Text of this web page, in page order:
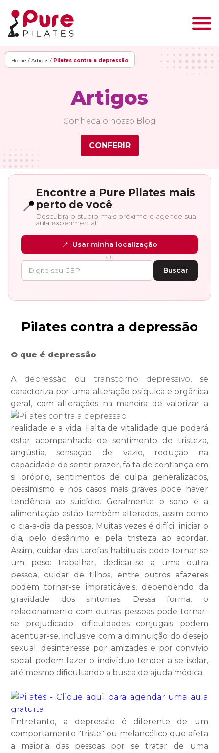
Home / Artigos / Pilates contra a depressão
Artigos
Conheça o nosso Blog
CONFERIR
📍
Encontre a Pure Pilates mais
perto de você
Descubra o studio mais próximo e agende sua
aula experimental.
📍 Usar minha localização
ou
Buscar
Pilates contra a depressão
O que é depressão
A depressão ou transtorno depressivo, se
caracteriza por uma alteração psíquica e orgânica
geral, com alterações na maneira de valorizar a
realidade e a vida. Falta de vitalidade que poderá
estar acompanhada de sentimento de tristeza,
angústia, sensação de vazio, redução na
capacidade de sentir prazer, falta de confiança em
si próprio, sentimentos de culpa generalizados,
pessimismo e nos casos mais graves pode haver
tendência ao suicídio. Geralmente o sono e a
alimentação estão também alterados, assim como
o dia-a-dia da pessoa. Muitas vezes é difícil iniciar o
dia, pelo desânimo e pela tristeza ao acordar.
Assim, cuidar das tarefas habituais pode tornar-se
um peso: trabalhar, dedicar-se a uma outra
pessoa, cuidar de filhos, entre outros afazeres
podem tornar-se impraticáveis, dependendo da
gravidade dos sintomas. Dessa forma, o
relacionamento com outras pessoas pode tornar-
se prejudicado: dificuldades conjugais podem
acentuar-se, inclusive com a diminuição do desejo
sexual; desinteresse por amizades e por convívio
social podem fazer o indivíduo tender a se isolar,
até mesmo dificultando a busca de ajuda médica.
Entretanto, a depressão é diferente de um
comportamento "triste" ou melancólico que afeta
a maioria das pessoas por se tratar de uma